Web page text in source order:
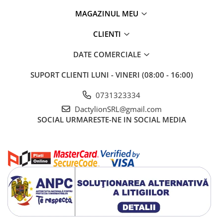
Structura este realizata din metal rezistent, conceput pentru
stabilitate si utilizare indelungata. Sezutile si spatarele sunt
fabricate din material textil respirabil, care ofera confort chiar si in
zilele calduroase, permitand circulatia aerului si reducand
MAGAZINUL MEU
CLIENTI
DATE COMERCIALE
SUPORT CLIENTI LUNI - VINERI (08:00 - 16:00)
0731323334
DactylionSRL@gmail.com
SOCIAL URMARESTE-NE IN SOCIAL MEDIA